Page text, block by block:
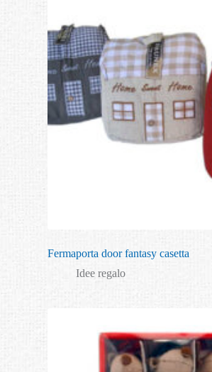
Fermaporta door fantasy casetta
Idee regalo